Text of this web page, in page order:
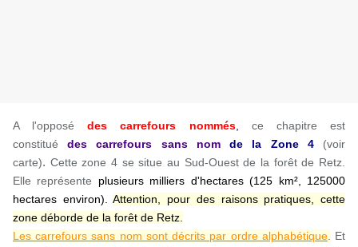
A l'opposédes carrefours nommés,
ce chapitre est
constitué
des carrefours sans nom de la Zone 4
(voir
carte). Cette zone 4 se situe au Sud-Ouest de la forêt de Retz.
Elle représente plusieurs milliers d'hectares (125 km², 125000
hectares environ).Attention, pour des raisons pratiques, cette
zone déborde de la forêt de Retz.
Les carrefours sans nom sont décrits par ordre alphabétique.
Et